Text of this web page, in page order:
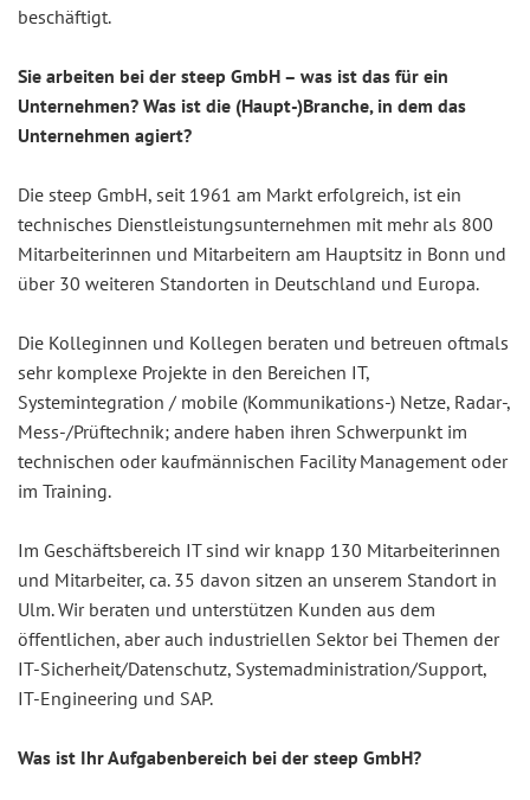
beschäftigt.
Sie arbeiten bei der steep GmbH – was ist das für ein
Unternehmen? Was ist die (Haupt-)Branche, in dem das
Unternehmen agiert?
Die steep GmbH, seit 1961 am Markt erfolgreich, ist ein
technisches Dienstleistungsunternehmen mit mehr als 800
Mitarbeiterinnen und Mitarbeitern am Hauptsitz in Bonn und
über 30 weiteren Standorten in Deutschland und Europa.
Die Kolleginnen und Kollegen beraten und betreuen oftmals
sehr komplexe Projekte in den Bereichen IT,
Systemintegration / mobile (Kommunikations-) Netze, Radar-,
Mess-/Prüftechnik; andere haben ihren Schwerpunkt im
technischen oder kaufmännischen Facility Management oder
im Training.
Im Geschäftsbereich IT sind wir knapp 130 Mitarbeiterinnen
und Mitarbeiter, ca. 35 davon sitzen an unserem Standort in
Ulm. Wir beraten und unterstützen Kunden aus dem
öffentlichen, aber auch industriellen Sektor bei Themen der
IT-Sicherheit/Datenschutz, Systemadministration/Support,
IT-Engineering und SAP.
Was ist Ihr Aufgabenbereich bei der steep GmbH?